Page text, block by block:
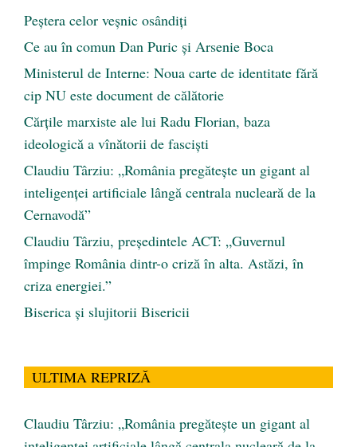
Peştera celor veşnic osândiţi
Ce au în comun Dan Puric şi Arsenie Boca
Ministerul de Interne: Noua carte de identitate fără
cip NU este document de călătorie
Cărţile marxiste ale lui Radu Florian, baza
ideologică a vînătorii de fascişti
Claudiu Târziu: „România pregătește un gigant al
inteligenței artificiale lângă centrala nucleară de la
Cernavodă”
Claudiu Târziu, președintele ACT: „Guvernul
împinge România dintr-o criză în alta. Astăzi, în
criza energiei.”
Biserica și slujitorii Bisericii
ULTIMA REPRIZĂ
Claudiu Târziu: „România pregătește un gigant al